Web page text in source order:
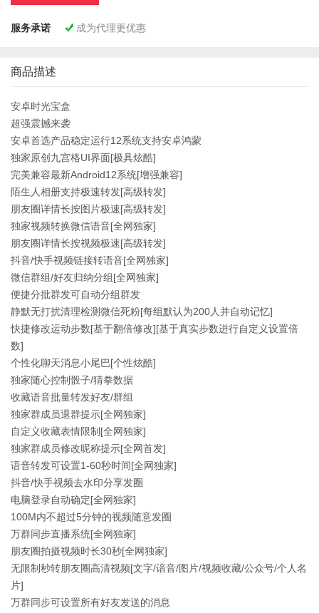
服务承诺  成为代理更优惠
商品描述
安卓时光宝盒
超强震撼来袭
安卓首选产品稳定运行12系统支持安卓鸿蒙
独家原创九宫格UI界面[极具炫酷]
完美兼容最新Android12系统[增强兼容]
陌生人相册支持极速转发[高级转发]
朋友圈详情长按图片极速[高级转发]
独家视频转换微信语音[全网独家]
朋友圈详情长按视频极速[高级转发]
抖音/快手视频链接转语音[全网独家]
微信群组/好友归纳分组[全网独家]
便捷分批群发可自动分组群发
静默无打扰清理检测微信死粉[每组默认为200人并自动记忆]
快捷修改运动步数[基于翻倍修改][基于真实步数进行自定义设置倍
数]
个性化聊天消息小尾巴[个性炫酷]
独家随心控制骰子/猜拳数据
收藏语音批量转发好友/群组
独家群成员退群提示[全网独家]
自定义收藏表情限制[全网独家]
独家群成员修改昵称提示[全网首发]
语音转发可设置1-60秒时间[全网独家]
抖音/快手视频去水印分享发圈
电脑登录自动确定[全网独家]
100M内不超过5分钟的视频随意发圈
万群同步直播系统[全网独家]
朋友圈拍摄视频时长30秒[全网独家]
无限制秒转朋友圈高清视频[文字/谙音/图片/视频收藏/公众号/个人名
片]
万群同步可设置所有好友发送的消息